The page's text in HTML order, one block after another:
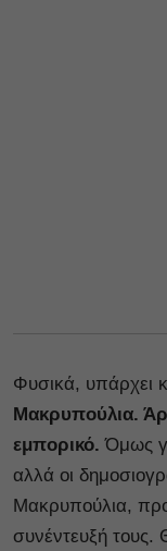
Φυσικά, υπάρχει
Μακρυπούλια.
εμπορικό.Όμως
αλλά οι
Μακρυπούλια,
συνέντευξή τους.